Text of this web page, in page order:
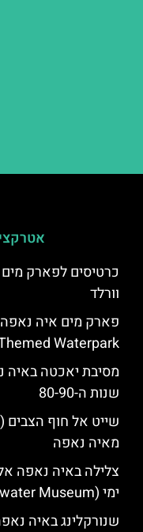
כרטיסים לפארק
וורלד
Waterpark‬‬
מסיבת יאכטה באיה
שנות ה-80-90
מאיה נאפה
צלילה באיה נאפה
ימי (Musan Underwater Museum)
שנורקלינג באיה